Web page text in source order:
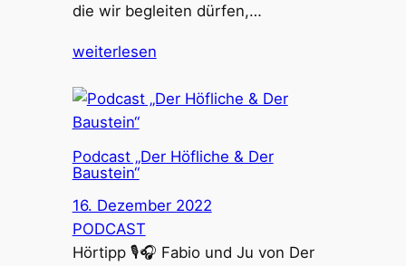
die wir begleiten dürfen,…
weiterlesen
Podcast „Der Höfliche & Der
Baustein“
16. Dezember 2022
PODCAST
Hörtipp 🎙🎧 Fabio und Ju von Der